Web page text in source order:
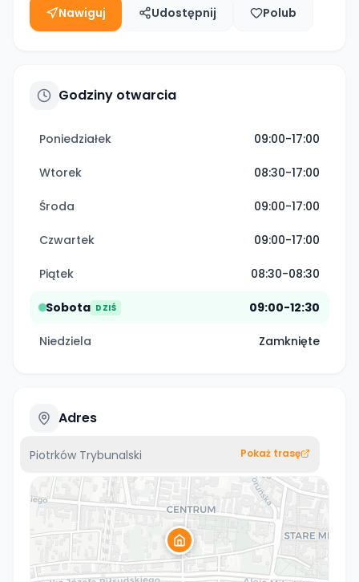
Nawiguj Udostępnij Polub
Godziny otwarcia
Poniedziałek 09:00-17:00
Wtorek 08:30-17:00
Środa 09:00-17:00
Czwartek 09:00-17:00
Piątek 08:30-08:30
Sobota DZIŚ 09:00-12:30
Niedziela Zamknięte
Adres
Piotrków Trybunalski Pokaż trasę